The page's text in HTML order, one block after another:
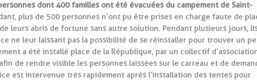
dont 400 familles ont été évacuées du campement de Saint-
plus de 500 personnes n’ont pu être prises en charge faute de
leurs abris de fortune sans autre solution. Pendant plusieurs jours,
ne leur laissant pas la possibilité de se réinstaller pour trouver un
a été installé place de la République, par un collectif
de rendre visible les personnes laissées sur le carreau et de
est intervenue très rapidement après l’installation des tentes pour